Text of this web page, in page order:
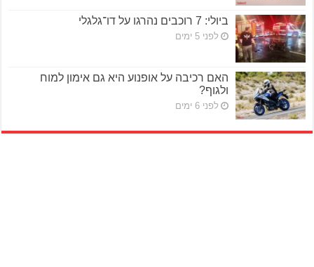
ביולי: 7 רוכבים נהרגו על דו־גלגלי
לפני 5 ימים
האם רכיבה על אופנוע היא גם אימון למוח
ולגוף?
לפני 6 ימים